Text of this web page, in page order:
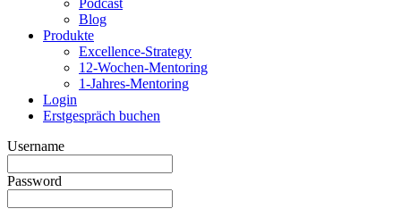
Podcast
Blog
Produkte
Excellence-Strategy
12-Wochen-Mentoring
1-Jahres-Mentoring
Login
Erstgespräch buchen
Username
Password